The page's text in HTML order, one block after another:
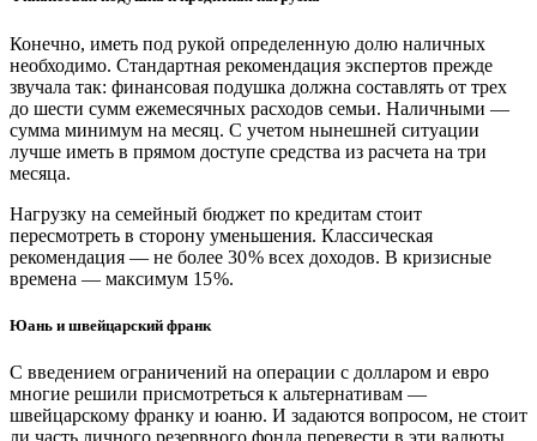
Конечно, иметь под рукой определенную долю наличных
необходимо. Стандартная рекомендация экспертов прежде
звучала так: финансовая подушка должна составлять от трех
до шести сумм ежемесячных расходов семьи. Наличными — ​
сумма минимум на месяц. С учетом нынешней ситуации
лучше иметь в прямом доступе средства из расчета на три
месяца.
Нагрузку на семейный бюджет по кредитам стоит
пересмотреть в сторону уменьшения. Классическая
рекомендация — ​не более 30 % всех доходов. В кризисные
времена — ​максимум 15 %.
Юань и швейцарский франк
С введением ограничений на операции с долларом и евро
многие решили присмотреться к альтернативам — ​
швейцарскому франку и юаню. И задаются вопросом, не стоит
ли часть личного резервного фонда перевести в эти валюты,